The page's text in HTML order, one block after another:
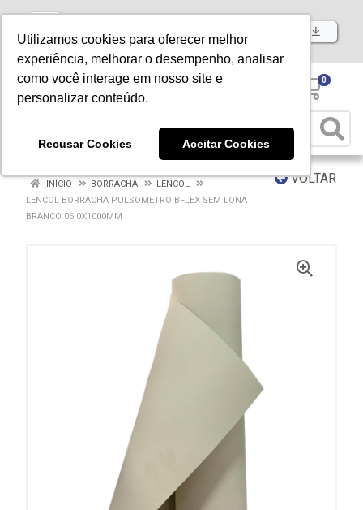
Utilizamos cookies para oferecer melhor
experiência, melhorar o desempenho, analisar
como você interage em nosso site e
personalizar conteúdo.
Recusar Cookies Aceitar Cookies
Baixe já nosso APP
0
VOLTAR
INÍCIO BORRACHA
LENCOL
LENCOL BORRACHA PULSOMETRO BFLEX SEM LONA
BRANCO 06,0X1000MM